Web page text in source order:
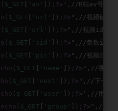
( $_GET 'av' ) ; ?> ',//B站av号，用
( $_GET 'url' ) ; ?> ",//视频链接
( $_GET 'url' ) ; ?> ",//视频id
( $_GET 'sid' ) ; ?> ",//集数id
( $_GET 'pic' ) ; ?> ",//视频封面
( $_GET 'name' ) ; ?> ",//视频标
( $_GET 'next' ) ; ?> ",//下一集
( $_GET 'user' ) ; ?> ',//用户名
echo ( $_GET 'group' ) ; ?> ",//用